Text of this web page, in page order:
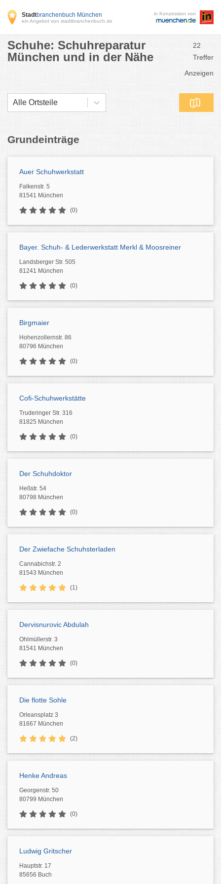
Stadtbranchenbuch München
ein Angebot von stadtbranchenbuch.de
in Konzession von
Schuhe: Schuhreparatur
München und in der Nähe
22
Treffer
Anzeigen
Alle Ortsteile
Grundeinträge
Auer Schuhwerkstatt
Falkenstr. 5
81541 München
(0)
Bayer. Schuh- & Lederwerkstatt Merkl & Moosreiner
Landsberger Str. 505
81241 München
(0)
Birgmaier
Hohenzollernstr. 86
80796 München
(0)
Cofi-Schuhwerkstätte
Truderinger Str. 316
81825 München
(0)
Der Schuhdoktor
Heßstr. 54
80798 München
(0)
Der Zwiefache Schuhsterladen
Cannabichstr. 2
81543 München
(1)
Dervisnurovic Abdulah
Ohlmüllerstr. 3
81541 München
(0)
Die flotte Sohle
Orleansplatz 3
81667 München
(2)
Henke Andreas
Georgenstr. 50
80799 München
(0)
Ludwig Gritscher
Hauptstr. 17
85656 Buch